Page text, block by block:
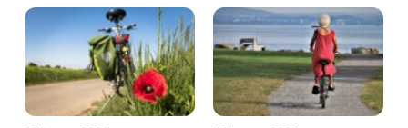
opmærksomhed fra
sports...